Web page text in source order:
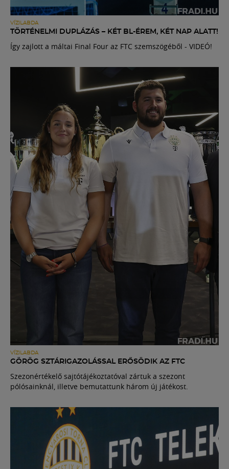
VÍZILABDA
TÖRTÉNELMI DUPLÁZÁS – KÉT BL-ÉREM, KÉT NAP ALATT!
Így zajlott a máltai Final Four az FTC szemszögéből - VIDEÓ!
VÍZILABDA
GÖRÖG SZTÁRIGAZOLÁSSAL ERŐSÖDIK AZ FTC
Szezonértékelő sajtótájékoztatóval zártuk a szezont
pólósainknál, illetve bemutattunk három új játékost.